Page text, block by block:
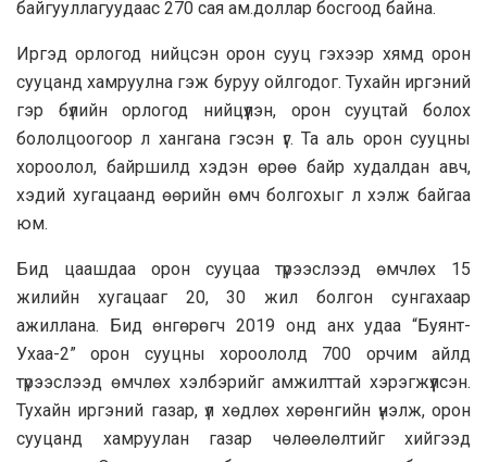
байгууллагуудаас 270 сая ам.доллар босгоод байна.
Иргэд орлогод нийцсэн орон сууц гэхээр хямд орон
сууцанд хамруулна гэж буруу ойлгодог. Тухайн иргэний
гэр бүлийн орлогод нийцүүлэн, орон сууцтай болох
бололцоогоор л хангана гэсэн үг. Та аль орон сууцны
хороолол, байршилд хэдэн өрөө байр худалдан авч,
хэдий хугацаанд өөрийн өмч болгохыг л хэлж байгаа
юм.
Бид цаашдаа орон сууцаа түрээслээд өмчлөх 15
жилийн хугацааг 20, 30 жил болгон сунгахаар
ажиллана. Бид өнгөрөгч 2019 онд анх удаа “Буянт-
Ухаа-2” орон сууцны хороололд 700 орчим айлд
түрээслээд өмчлөх хэлбэрийг амжилттай хэрэгжүүлсэн.
Тухайн иргэний газар, үл хөдлөх хөрөнгийн үнэлж, орон
сууцанд хамруулан газар чөлөөлөлтийг хийгээд